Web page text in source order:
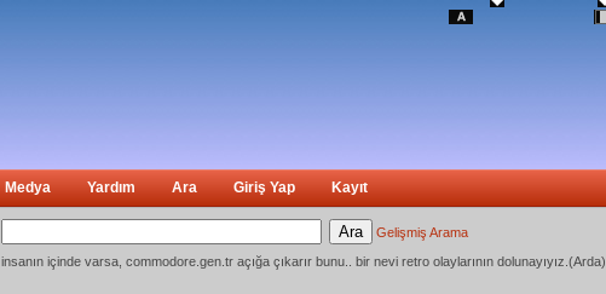
Medya Yardım Ara Giriş Yap Kayıt
Gelişmiş Arama
insanın içinde varsa, commodore.gen.tr açığa çıkarır bunu.. bir nevi retro olaylarının dolunayıyız.(Arda)